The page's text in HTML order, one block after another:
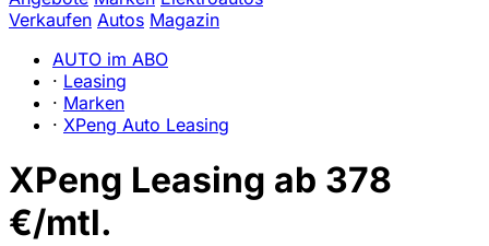
Verkaufen Autos Magazin
AUTO im ABO
· Leasing
· Marken
· XPeng Auto Leasing
XPeng Leasing ab 378
€/mtl.